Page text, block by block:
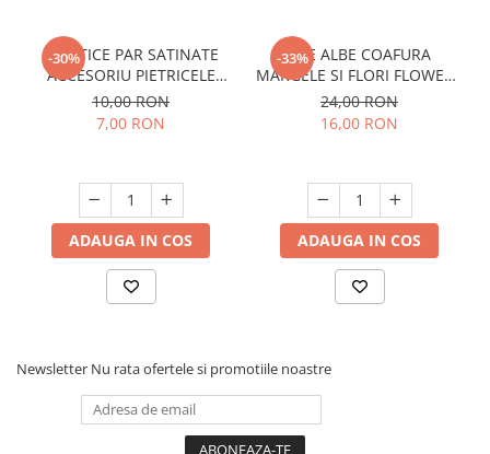
-30%
ELASTICE PAR SATINATE
ACCESORIU PIETRICELE
4/SET
10,00 RON
7,00 RON
ADAUGA IN COS
-33%
ACE ALBE COAFURA
MARGELE SI FLORI FLOWERY
2/SET
24,00 RON
16,00 RON
ADAUGA IN COS
Newsletter Nu rata ofertele si promotiile noastre